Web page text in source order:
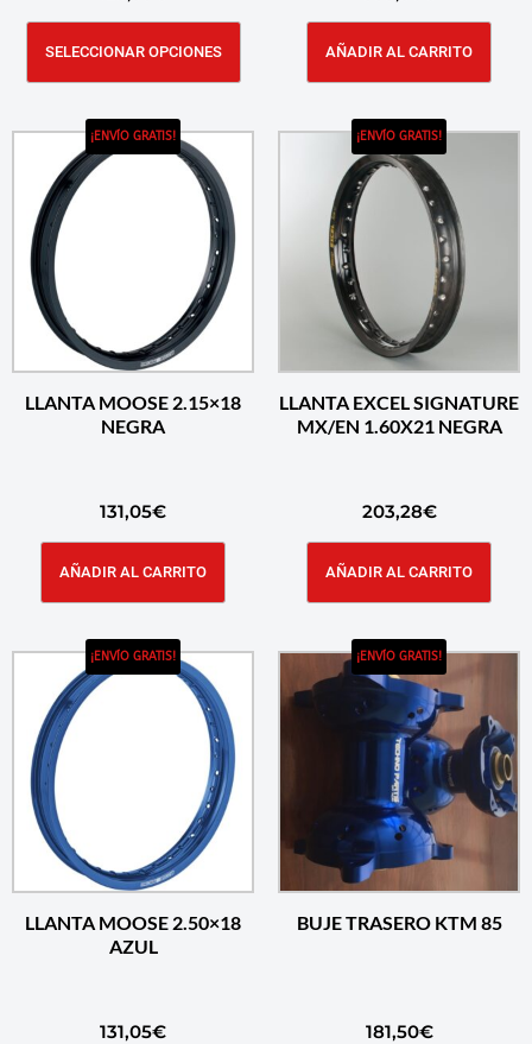
SELECCIONAR OPCIONES AÑADIR AL CARRITO
¡ENVÍO GRATIS!
LLANTA MOOSE 2.15×18
NEGRA
131,05€
AÑADIR AL CARRITO
¡ENVÍO GRATIS!
LLANTA EXCEL SIGNATURE
MX/EN 1.60X21 NEGRA
203,28€
AÑADIR AL CARRITO
¡ENVÍO GRATIS!
LLANTA MOOSE 2.50×18
AZUL
131,05€
¡ENVÍO GRATIS!
BUJE TRASERO KTM 85
181,50€